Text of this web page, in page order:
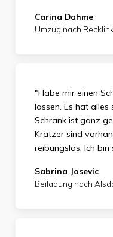
Carina Dahme
Umzug nach
"Habe mir einen
lassen. Es hat
Schrank ist ganz
Kratzer sind
reibungslos. Ich bin
Sabrina Josevic
Beiladung nach